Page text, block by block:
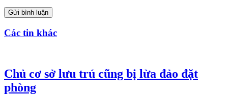
Gửi bình luận
Các tin khác
Chủ cơ sở lưu trú cũng bị lừa đảo đặt
phòng